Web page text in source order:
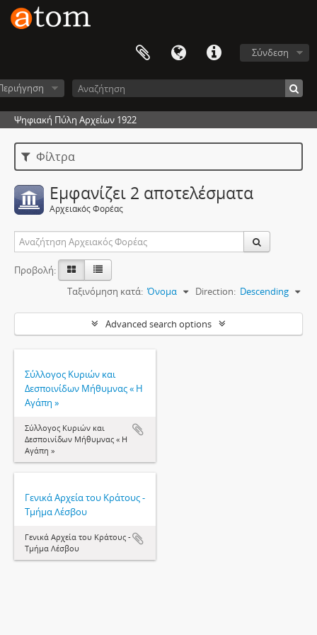
Σύνδεση
Ψηφιακή Πύλη Αρχείων 1922
Φίλτρα
Εμφανίζει 2 αποτελέσματα
Αρχειακός Φορέας
Προβολή:
Ταξινόμηση κατά: Όνομα Direction: Descending
Advanced search options
Σύλλογος Κυριών και
Δεσποινίδων Μήθυμνας « Η
Αγάπη »
Σύλλογος Κυριών και
Δεσποινίδων Μήθυμνας « Η
Αγάπη »
Γενικά Αρχεία του Κράτους -
Τμήμα Λέσβου
Γενικά Αρχεία του Κράτους -
Τμήμα Λέσβου